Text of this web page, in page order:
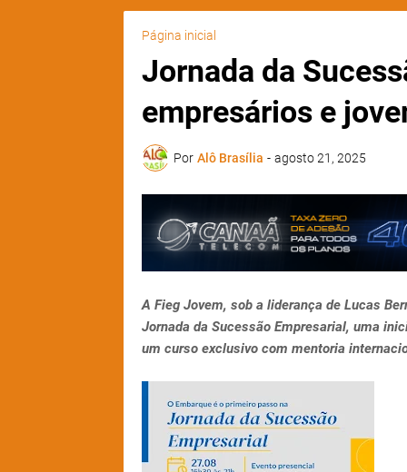
Página inicial
Jornada da
empresários e
Por Alô Brasília - agosto 21, 2025
A Fieg Jovem, sob a liderança de Lucas
Jornada da Sucessão Empresarial, uma
um curso exclusivo com mentoria